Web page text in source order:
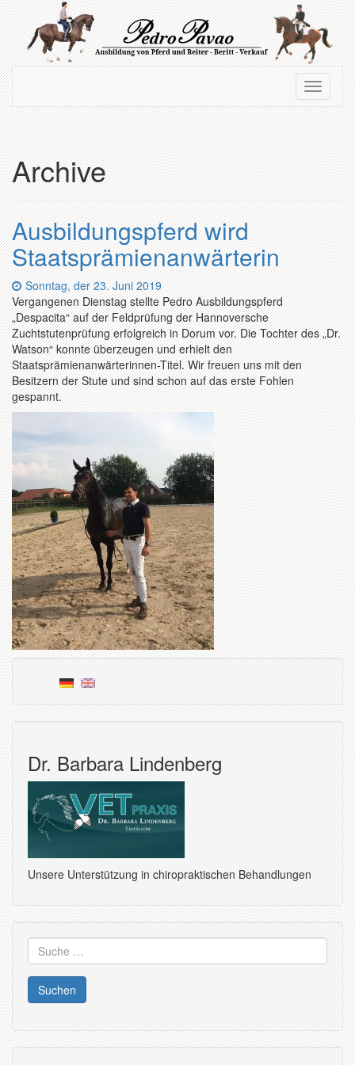
Zum
Hauptinhalt
springen
ein-/
Archive
Ausbildungspferd wird
Staatsprämienanwärterin
Datum:
Sonntag, der 23. Juni 2019
Vergangenen Dienstag stellte Pedro Ausbildungspferd
„Despacita“ auf der Feldprüfung der Hannoversche
Zuchtstutenprüfung erfolgreich in Dorum vor. Die Tochter des „Dr.
Watson“ konnte überzeugen und erhielt den
Staatsprämienanwärterinnen-Titel. Wir freuen uns mit den
Besitzern der Stute und sind schon auf das erste Fohlen
gespannt.
Dr. Barbara Lindenberg
Unsere Unterstützung in chiropraktischen Behandlungen
Suche
nach: